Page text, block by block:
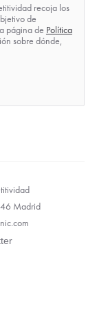
recoja los
de
página de Política
sobre dónde,
Madrid